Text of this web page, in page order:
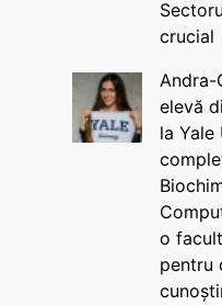
crucial
Andra-
elevă
la Yale
o
pentru